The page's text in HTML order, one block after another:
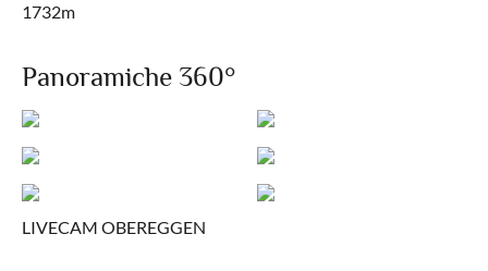
1732m
Panoramiche 360°
LIVECAM OBEREGGEN